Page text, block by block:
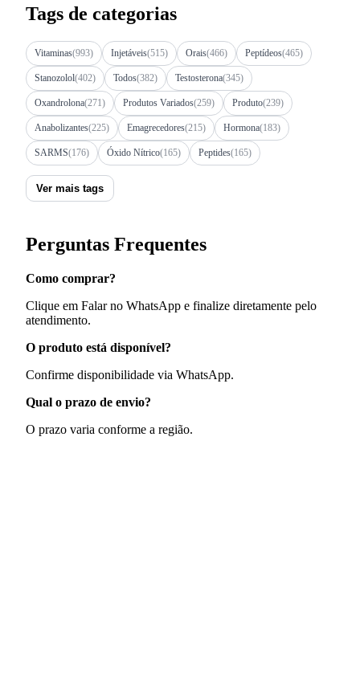
Tags de categorias
Vitaminas(993) Injetáveis(515) Orais(466) Peptídeos(465)
Stanozolol(402) Todos(382) Testosterona(345)
Oxandrolona(271) Produtos Variados(259) Produto(239)
Anabolizantes(225) Emagrecedores(215) Hormona(183)
SARMS(176) Óxido Nítrico(165) Peptides(165)
Ver mais tags
Perguntas Frequentes
Como comprar?
Clique em Falar no WhatsApp e finalize diretamente pelo
atendimento.
O produto está disponível?
Confirme disponibilidade via WhatsApp.
Qual o prazo de envio?
O prazo varia conforme a região.